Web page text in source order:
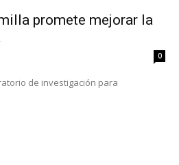
promete mejorar la
0
de investigación para